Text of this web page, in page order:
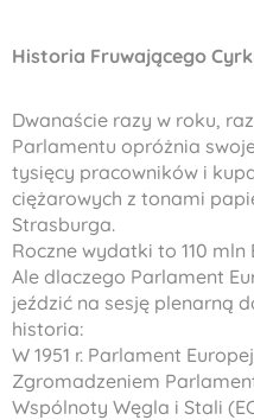
Historia Fruwającego
Dwanaście razy w roku,
Parlamentu opróżnia
tysięcy pracowników i
ciężarowych z tonami
Strasburga.
Roczne wydatki to 110 mln
Ale dlaczego Parlament
jeździć na sesję plenarną
historia:
W 1951 r. Parlament
Zgromadzeniem
Wspólnoty Węgla i Stali